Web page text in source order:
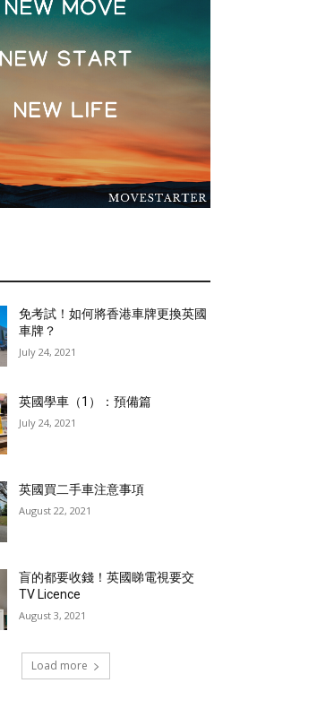
免考試！如何將香港車牌更換英國
車牌？
July 24, 2021
英國學車（1）：預備篇
July 24, 2021
英國買二手車注意事項
August 22, 2021
盲的都要收錢！英國睇電視要交
TV Licence
August 3, 2021
Load more